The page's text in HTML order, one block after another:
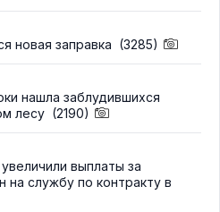
новая заправка (3285)
нашла заблудившихся
лесу (2190)
выплаты за
на службу по контракту в